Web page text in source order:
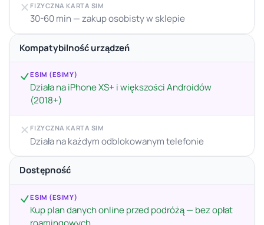
FIZYCZNA KARTA SIM
30-60 min — zakup osobisty w sklepie
Kompatybilność urządzeń
ESIM (ESIMY)
Działa na iPhone XS+ i większości Androidów
(2018+)
FIZYCZNA KARTA SIM
Działa na każdym odblokowanym telefonie
Dostępność
ESIM (ESIMY)
Kup plan danych online przed podróżą — bez opłat